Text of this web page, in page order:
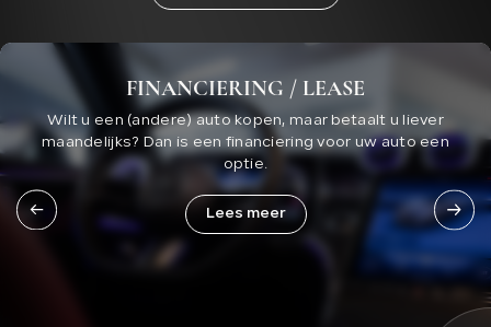
FINANCIERING / LEASE
Wilt u een (andere) auto kopen, maar betaalt u liever
maandelijks? Dan is een financiering voor uw auto een
optie.
Lees meer